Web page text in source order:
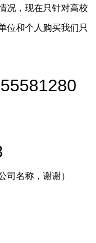
况，现在只针对高校
位和个人购买我们只
司名称，谢谢）